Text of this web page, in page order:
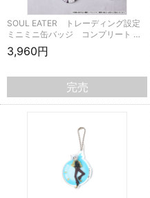
SOUL EATER トレーディング設定
ミニミニ缶バッジ コンプリート …
3,960円
完売